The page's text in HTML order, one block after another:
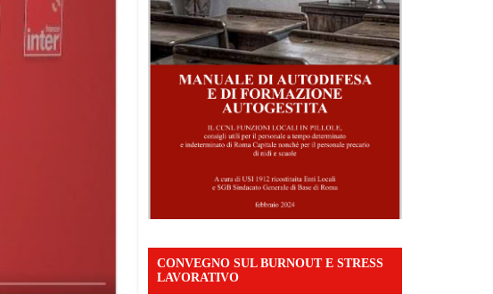
CONVEGNO SUL BURNOUT E STRESS
LAVORATIVO